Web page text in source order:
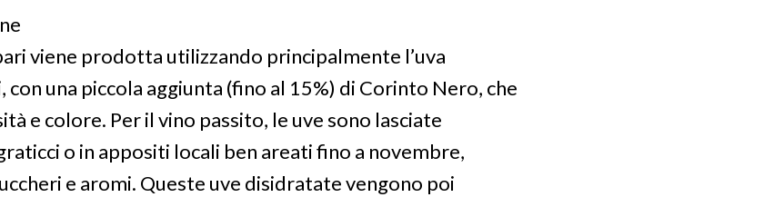
viene prodotta utilizzando principalmente l’uva
con una piccola aggiunta (fino al 15%) di Corinto Nero, che
e colore. Per il vino passito, le uve sono lasciate
o in appositi locali ben areati fino a novembre,
e aromi. Queste uve disidratate vengono poi